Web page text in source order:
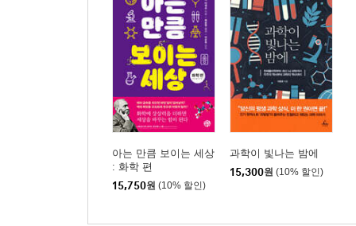
아는 만큼 보이는 세상
: 화학 편
15,750원 (10% 할인)
과학이 빛나는 밤에
15,300원 (10% 할인)